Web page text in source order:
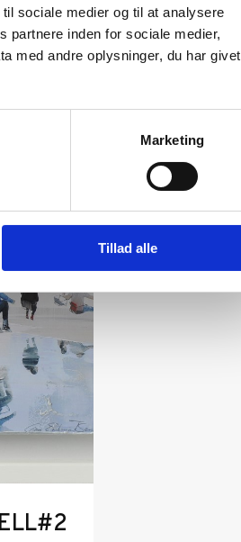
sociale medier og til at analysere
partnere inden for sociale medier,
med andre oplysninger, du har givet
Marketing
Tillad alle